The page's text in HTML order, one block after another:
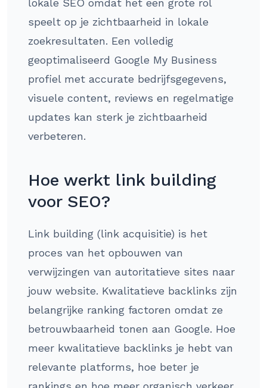
lokale SEO omdat het een grote rol
speelt op je zichtbaarheid in lokale
zoekresultaten. Een volledig
geoptimaliseerd Google My Business
profiel met accurate bedrijfsgegevens,
visuele content, reviews en regelmatige
updates kan sterk je zichtbaarheid
verbeteren.
Hoe werkt link building
voor SEO?
Link building (link acquisitie) is het
proces van het opbouwen van
verwijzingen van autoritatieve sites naar
jouw website. Kwalitatieve backlinks zijn
belangrijke ranking factoren omdat ze
betrouwbaarheid tonen aan Google. Hoe
meer kwalitatieve backlinks je hebt van
relevante platforms, hoe beter je